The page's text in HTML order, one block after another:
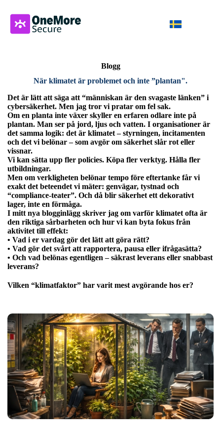
Blogg
När klimatet är problemet och inte ”plantan".
Det är lätt att säga att “människan är den svagaste länken” i
cybersäkerhet. Men jag tror vi pratar om fel sak.
Om en planta inte växer skyller en erfaren odlare inte på
plantan. Man ser på jord, ljus och vatten. I organisationer är
det samma logik: det är klimatet – styrningen, incitamenten
och det vi belönar – som avgör om säkerhet slår rot eller
vissnar.
Vi kan sätta upp fler policies. Köpa fler verktyg. Hålla fler
utbildningar.
Men om verkligheten belönar tempo före eftertanke får vi
exakt det beteendet vi mäter: genvägar, tystnad och
“compliance-teater”. Och då blir säkerhet ett dekorativt
lager, inte en förmåga.
I mitt nya blogginlägg skriver jag om varför klimatet ofta är
den riktiga sårbarheten och hur vi kan byta fokus från
aktivitet till effekt:
• Vad i er vardag gör det lätt att göra rätt?
• Vad gör det svårt att rapportera, pausa eller ifrågasätta?
• Och vad belönas egentligen – säkrast leverans eller snabbast
leverans?
Vilken “klimatfaktor” har varit mest avgörande hos er?